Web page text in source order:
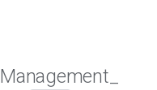
Management